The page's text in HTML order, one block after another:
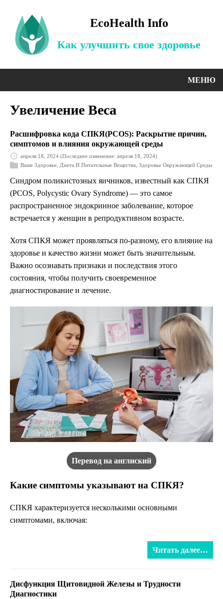
EcoHealth Info
Как улучшить свое здоровье
МЕНЮ
Увеличение Веса
Расшифровка кода СПКЯ(PCOS): Раскрытие причин,
симптомов и влияния окружающей среды
апреля 18, 2024 (Последнее изменение: апреля 18, 2024)
Ваше Здоровье Диета И Питательные Вещества Здоровье Окружающей Среды
Синдром поликистозных яичников, известный как СПКЯ
(PCOS, Polycystic Ovary Syndrome) — это самое
распространенное эндокринное заболевание, которое
встречается у женщин в репродуктивном возрасте.
Хотя СПКЯ может проявляться по-разному, его влияние на
здоровье и качество жизни может быть значительным.
Важно осознавать признаки и последствия этого
состояния, чтобы получить своевременное
диагностирование и лечение.
Перевод на англиский
Какие симптомы указывают на СПКЯ?
СПКЯ характеризуется несколькими основными
симптомами, включая:
Читать далее…
Дисфункция Щитовидной Железы и Трудности
Диагностики